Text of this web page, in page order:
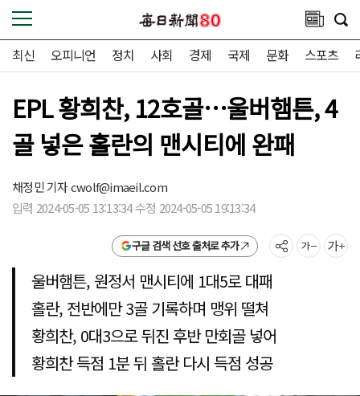
최신 오피니언 정치 사회 경제 국제 문화 스포츠
EPL 황희찬, 12호골…울버햄튼, 4
골 넣은 홀란의 맨시티에 완패
채정민 기자cwolf@imaeil.com
입력 2024-05-05 13:13:34 수정 2024-05-05 19:13:34
구글 검색 선호 출처로 추가
울버햄튼, 원정서 맨시티에 1대5로 대패
홀란, 전반에만 3골 기록하며 맹위 떨쳐
황희찬, 0대3으로 뒤진 후반 만회골 넣어
황희찬 득점 1분 뒤 홀란 다시 득점 성공